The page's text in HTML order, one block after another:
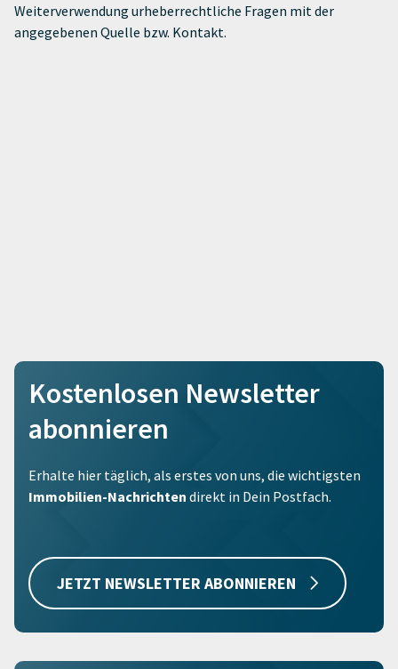
Weiterverwendung urheberrechtliche Fragen mit der
angegebenen Quelle bzw. Kontakt.
Kostenlosen Newsletter
abonnieren
Erhalte hier täglich, als erstes von uns, die wichtigsten
Immobilien-Nachrichten direkt in Dein Postfach.
JETZT NEWSLETTER ABONNIEREN